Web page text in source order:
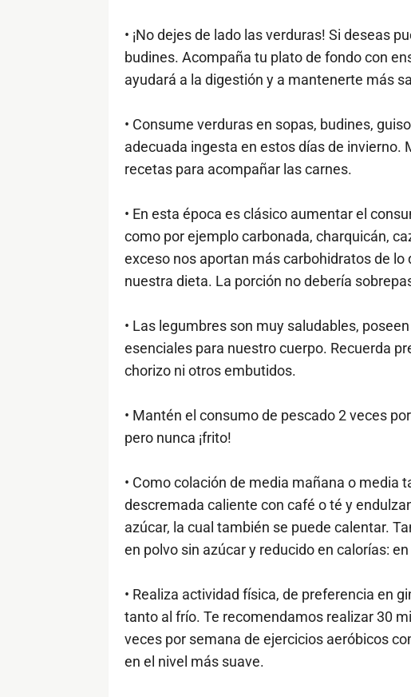
• ¡No dejes de lado las verduras! Si deseas
budines. Acompaña tu plato de fondo con
ayudará a la digestión y a mantenerte más
• Consume verduras en sopas, budines,
adecuada ingesta en estos días de
recetas para acompañar las carnes.
• En esta época es clásico aumentar el
como por ejemplo carbonada, charquicán,
exceso nos aportan más carbohidratos de
nuestra dieta. La porción no debería
• Las legumbres son muy saludables,
esenciales para nuestro cuerpo. Recuerda
chorizo ni otros embutidos.
• Mantén el consumo de pescado 2 veces
pero nunca ¡frito!
• Como colación de media mañana o media
descremada caliente con café o té y
azúcar, la cual también se puede calentar.
en polvo sin azúcar y reducido en calorías:
• Realiza actividad física, de preferencia en
tanto al frío. Te recomendamos realizar 30
veces por semana de ejercicios aeróbicos
en el nivel más suave.